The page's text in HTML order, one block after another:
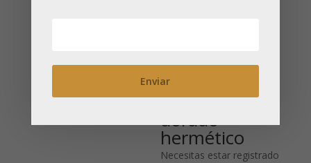
Necesitas estar registrado
g: cierre
hermético
redondo
dorado-
hermético
Necesitas estar registrado